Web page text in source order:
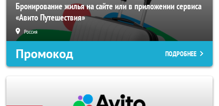
Бронирование жилья на сайте или в приложении сервиса
«Авито Путешествия»
Россия
Промокод ПОДРОБНЕЕ